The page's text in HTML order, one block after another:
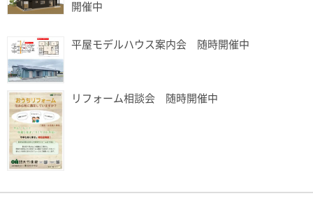
開催中
平屋モデルハウス案内会 随時開催中
リフォーム相談会 随時開催中